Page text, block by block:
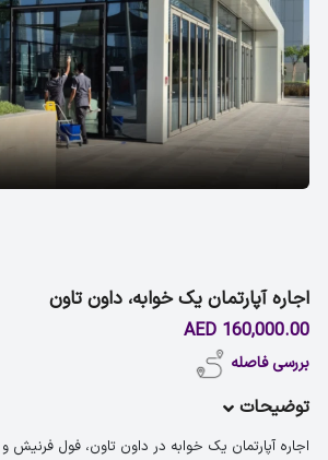
اجاره آپارتمان یک خوابه، داون تاون
160,000.00 AED
بررسی فاصله
توضیحات
اجاره آپارتمان یک خوابه در داون تاون، فول فرنیش